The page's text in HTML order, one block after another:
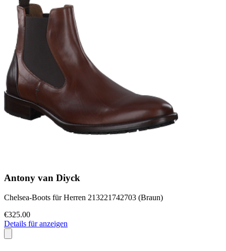
Antony van Diyck
Chelsea-Boots für Herren 213221742703 (Braun)
€325.00
Details für anzeigen